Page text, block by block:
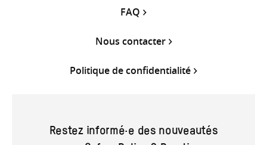
FAQ
Nous contacter
Politique de confidentialité
Restez informé·e des nouveautés